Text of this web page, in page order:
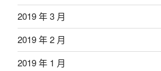
2019 年 3 月
2019 年 2 月
2019 年 1 月